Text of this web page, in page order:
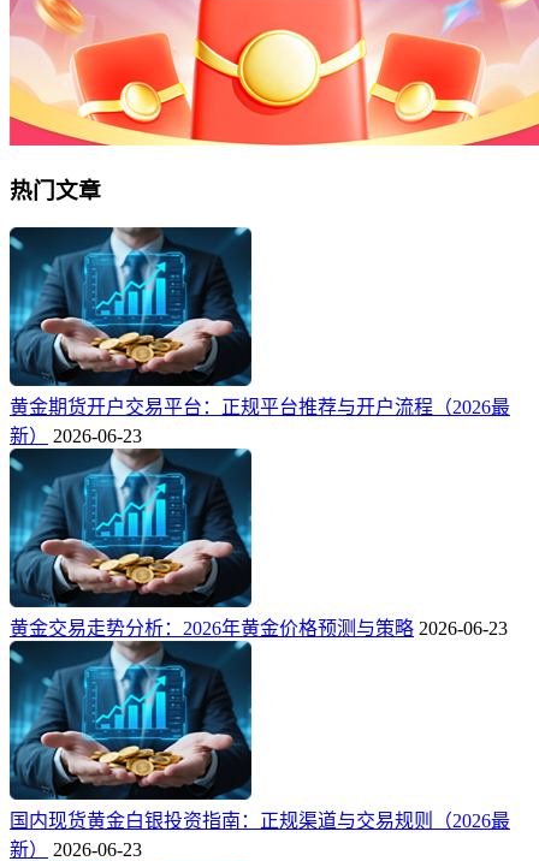
热门文章
黄金期货开户交易平台：正规平台推荐与开户流程（2026最
新）
2026-06-23
黄金交易走势分析：2026年黄金价格预测与策略 2026-06-23
国内现货黄金白银投资指南：正规渠道与交易规则（2026最
新）
2026-06-23